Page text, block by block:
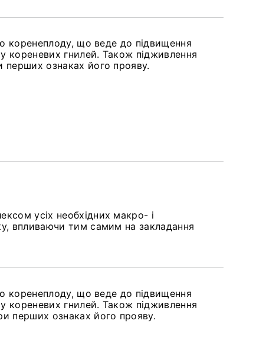
коренеплоду, що веде до підвищення
кореневих гнилей. Також підживлення
перших ознаках його прояву.
усіх необхідних макро- і
впливаючи тим самим на закладання
коренеплоду, що веде до підвищення
кореневих гнилей. Також підживлення
перших ознаках його прояву.